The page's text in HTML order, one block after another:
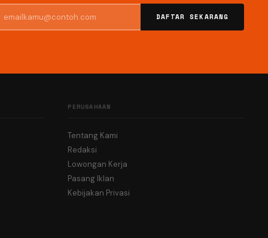
DAFTAR SEKARANG
PERUSAHAAN
Tentang Kami
Redaksi
Lowongan Kerja
Pasang Iklan
Kebijakan Privasi